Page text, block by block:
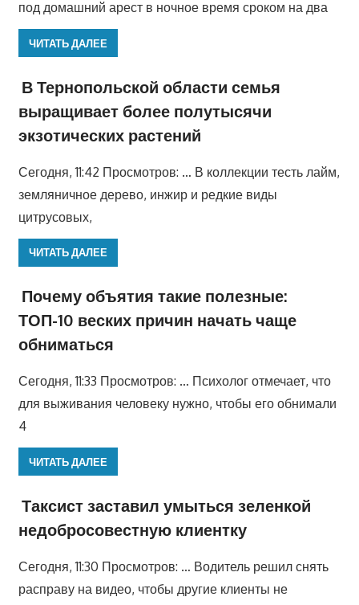
под домашний арест в ночное время сроком на два
ЧИТАТЬ ДАЛЕЕ
В Тернопольской области семья
выращивает более полутысячи
экзотических растений
Сегодня, 11:42 Просмотров: … В коллекции тесть лайм,
земляничное дерево, инжир и редкие виды
цитрусовых,
ЧИТАТЬ ДАЛЕЕ
Почему объятия такие полезные:
ТОП-10 веских причин начать чаще
обниматься
Сегодня, 11:33 Просмотров: … Психолог отмечает, что
для выживания человеку нужно, чтобы его обнимали
4
ЧИТАТЬ ДАЛЕЕ
Таксист заставил умыться зеленкой
недобросовестную клиентку
Сегодня, 11:30 Просмотров: … Водитель решил снять
расправу на видео, чтобы другие клиенты не